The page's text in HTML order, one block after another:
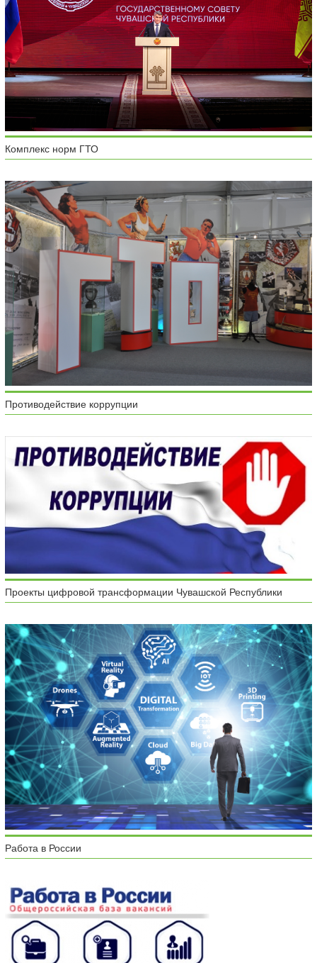
Комплекс норм ГТО
Противодействие коррупции
Проекты цифровой трансформации Чувашской Республики
Работа в России